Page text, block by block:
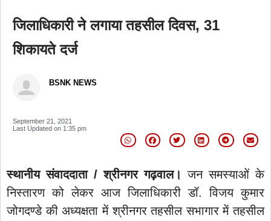
जिलाधिकारी ने लगाया तहसील दिवस, 31
शिकायते दर्ज
BSNK NEWS
September 21, 2021
Last Updated on 1:35 pm
स्थानीय संवाददाता / श्रीनगर गढ़वाल। जन समस्याओं के
निस्तारण को लेकर आज जिलाधिकारी डॉ. विजय कुमार
जोगदण्डे की अध्यक्षता में श्रीनगर तहसील सभागार में तहसील